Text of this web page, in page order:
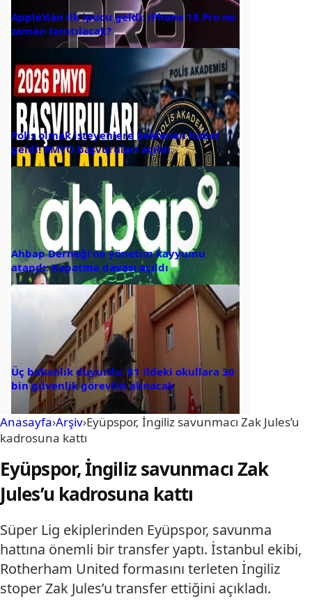
Apple’dan ilk ipucu geldi: iPhone 18 Pro ne
zaman tanıtılacak?
Polis olmak isteyenlere beklenen haber
geldi! PMYO başvuruları açıldı
Ahbap Derneği’ne yönetim kayyumu
atandı: Kapatma davası açıldı
Üç bakanlık duyurdu: 81 ildeki okullara 30
bin güvenlik görevlisi alınacak
Anasayfa›Arşiv›Eyüpspor, İngiliz savunmacı Zak Jules’u
kadrosuna kattı
Eyüpspor, İngiliz savunmacı Zak
Jules’u kadrosuna kattı
Süper Lig ekiplerinden Eyüpspor, savunma
hattına önemli bir transfer yaptı. İstanbul ekibi,
Rotherham United formasını terleten İngiliz
stoper Zak Jules’u transfer ettiğini açıkladı.